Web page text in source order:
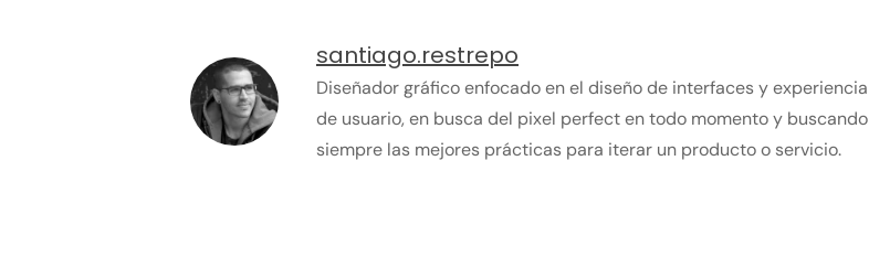
santiago.restrepo
Diseñador gráfico enfocado en el diseño de interfaces y experiencia
de usuario, en busca del pixel perfect en todo momento y buscando
siempre las mejores prácticas para iterar un producto o servicio.